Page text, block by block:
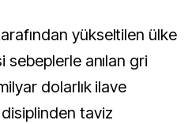
yükseltilen ülke
anılan gri
dolarlık ilave
taviz